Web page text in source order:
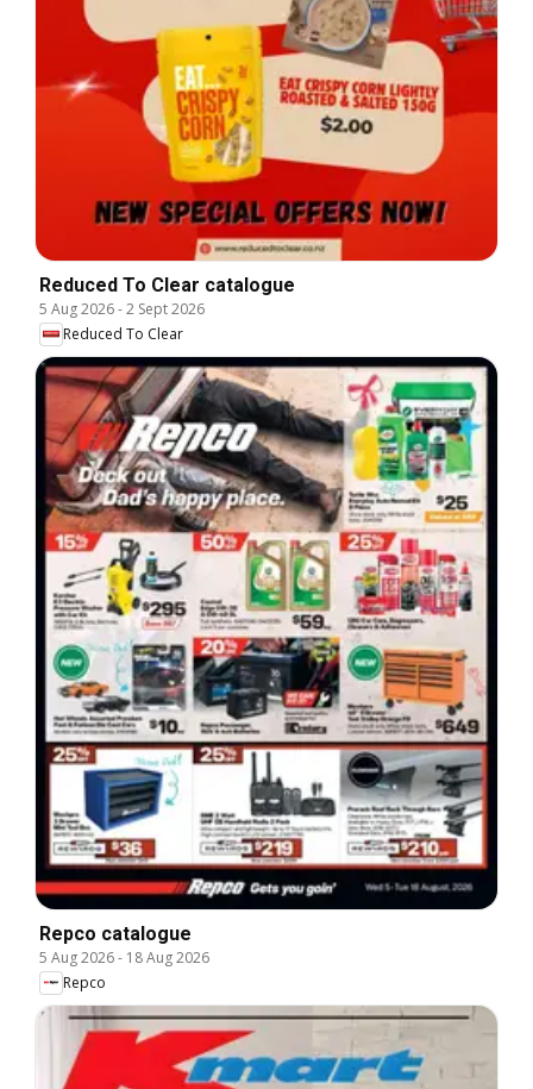
Reduced To Clear catalogue
5 Aug 2026-2 Sept 2026
Reduced To Clear
Repco catalogue
5 Aug 2026- 18 Aug 2026
Repco